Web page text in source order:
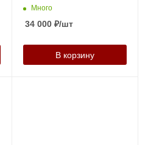
Много
34 000₽/шт
В корзину